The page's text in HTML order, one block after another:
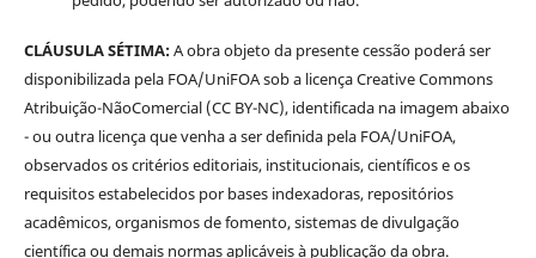
CLÁUSULA SÉTIMA:A obra objeto da presente cessão poderá ser
disponibilizada pela FOA/UniFOA sob a licença Creative Commons
Atribuição-NãoComercial (CC BY-NC), identificada na imagem abaixo
- ou outra licença que venha a ser definida pela FOA/UniFOA,
observados os critérios editoriais, institucionais, científicos e os
requisitos estabelecidos por bases indexadoras, repositórios
acadêmicos, organismos de fomento, sistemas de divulgação
científica ou demais normas aplicáveis à publicação da obra.